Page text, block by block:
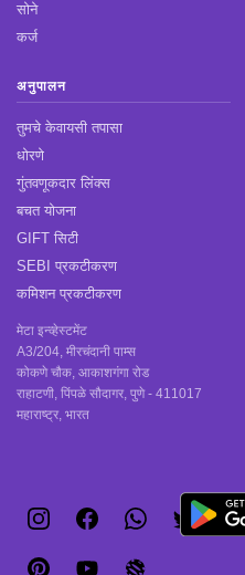
सोने
कर्ज
अनुपालन
तुमचे केवायसी तपासा
धोरणे
गुंतवणूकदार लिंक्स
बचत योजना
GIFT सिटी
SEBI प्रकटीकरण
कमिशन प्रकटीकरण
मेटा इन्व्हेस्टमेंट
A3/204, मीरचंदानी पाम्स
कोकणे चौक, आकाशगंगा रोड
राहाटणी, पिंपळे सौदागर, पुणे - 411017
महाराष्ट्र, भारत